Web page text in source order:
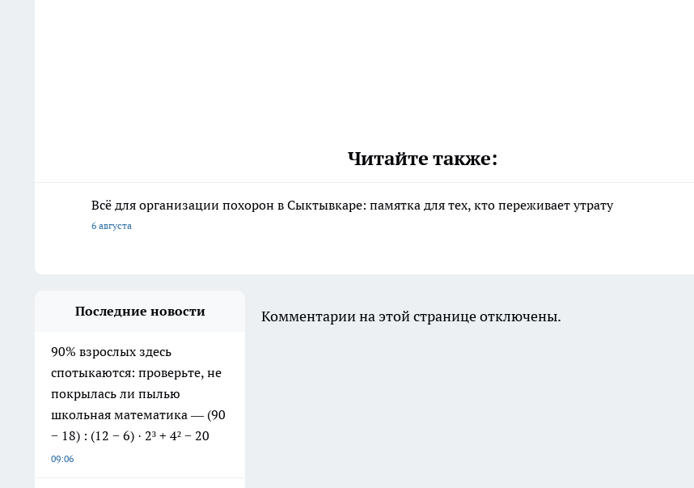
Читайте также:
Всё для организации похорон в Сыктывкаре: памятка для тех, кто переживает утрату
6 августа
Последние новости
90% взрослых здесь
спотыкаются: проверьте, не
покрылась ли пылью
школьная математика — (90
− 18) : (12 − 6) · 2³ + 4² − 20
09:06
Комментарии на этой странице отключены.